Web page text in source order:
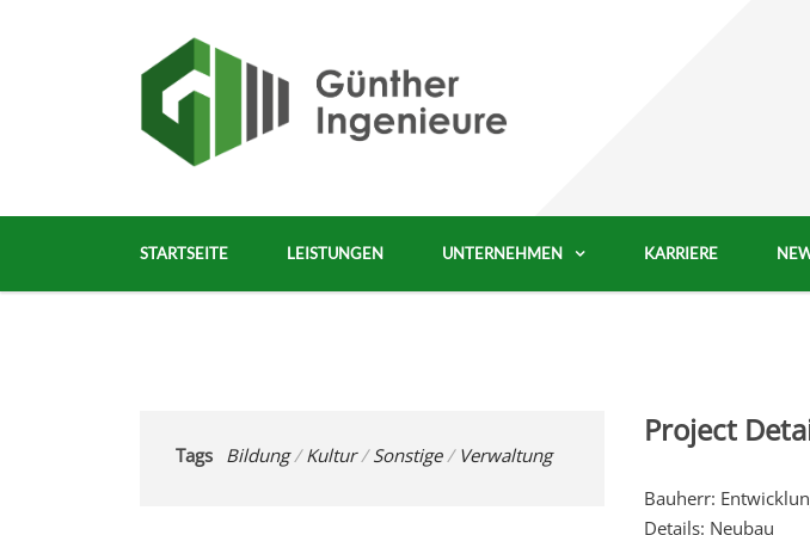
STARTSEITE LEISTUNGEN UNTERNEHMEN KARRIERE
Tags Bildung/Kultur/Sonstige/ Verwaltung
Project
Bauherr:
Details: Neubau